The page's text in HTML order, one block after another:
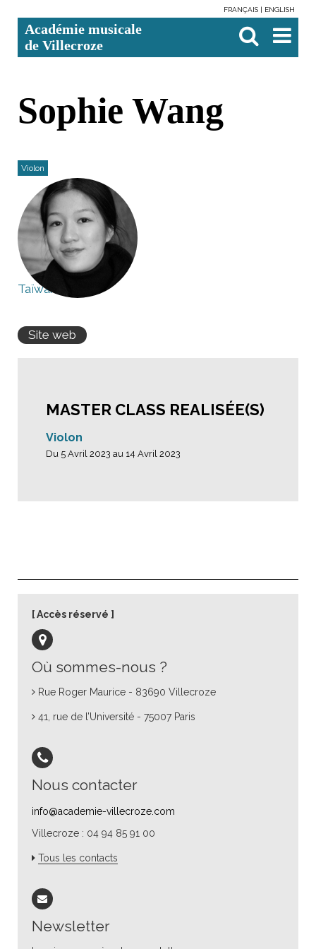
contenu.
Aller
à
personnels
FRANÇAIS ENGLISH
Académie musicale
de Villecroze

avancée…
Sophie Wang
Violon
Taïwan
Site web
MASTER CLASS REALISÉE(S)
Violon
Du 5 Avril 2023 au 14 Avril 2023
Où sommes-nous ?
Rue Roger Maurice - 83690 Villecroze
41, rue de l’Université - 75007 Paris
Nous contacter
info@academie-villecroze.com
Villecroze : 04 94 85 91 00
Tous les contacts
Newsletter
Accès réservé